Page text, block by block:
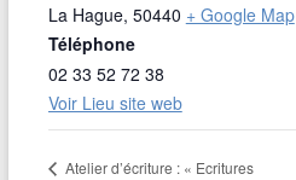
La Hague, 50440 + Google Map
Téléphone
02 33 52 72 38
Voir Lieu site web
Atelier d’écriture : « Ecritures